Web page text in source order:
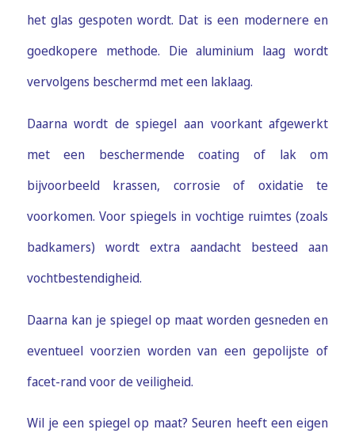
het glas gespoten wordt. Dat is een modernere en
goedkopere methode. Die aluminium laag wordt
vervolgens beschermd met een laklaag.
Daarna wordt de spiegel aan voorkant afgewerkt
met een beschermende coating of lak om
bijvoorbeeld krassen, corrosie of oxidatie te
voorkomen. Voor spiegels in vochtige ruimtes (zoals
badkamers) wordt extra aandacht besteed aan
vochtbestendigheid.
Daarna kan je spiegel op maat worden gesneden en
eventueel voorzien worden van een gepolijste of
facet-rand voor de veiligheid.
Wil je een spiegel op maat? Seuren heeft een eigen